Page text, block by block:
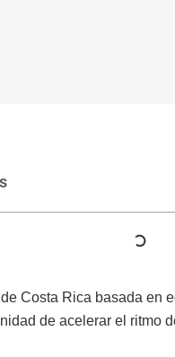
Costa Rica basada en
de acelerar el ritmo